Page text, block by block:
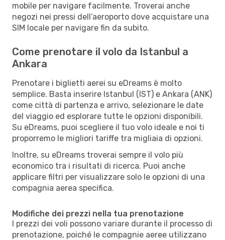
mobile per navigare facilmente. Troverai anche
negozi nei pressi dell’aeroporto dove acquistare una
SIM locale per navigare fin da subito.
Come prenotare il volo da Istanbul a
Ankara
Prenotare i biglietti aerei su eDreams è molto
semplice. Basta inserire Istanbul (IST) e Ankara (ANK)
come città di partenza e arrivo, selezionare le date
del viaggio ed esplorare tutte le opzioni disponibili.
Su eDreams, puoi scegliere il tuo volo ideale e noi ti
proporremo le migliori tariffe tra migliaia di opzioni.
Inoltre, su eDreams troverai sempre il volo più
economico tra i risultati di ricerca. Puoi anche
applicare filtri per visualizzare solo le opzioni di una
compagnia aerea specifica.
Modifiche dei prezzi nella tua prenotazione
I prezzi dei voli possono variare durante il processo di
prenotazione, poiché le compagnie aeree utilizzano